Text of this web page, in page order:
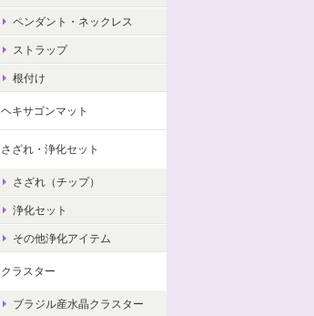
ペンダント・ネックレス
ストラップ
根付け
ヘキサゴンマット
さざれ・浄化セット
さざれ（チップ）
浄化セット
その他浄化アイテム
クラスター
ブラジル産水晶クラスター